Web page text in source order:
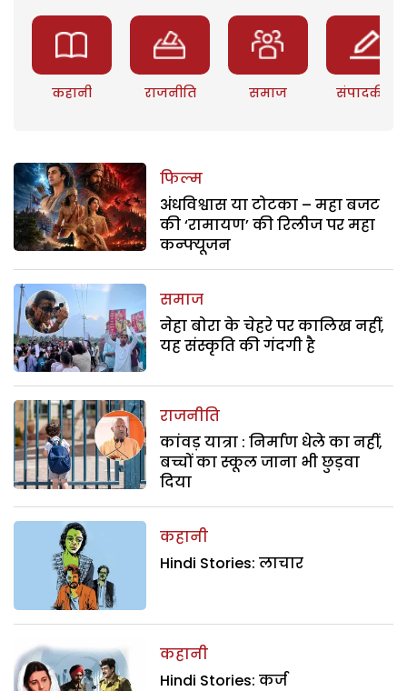
कहानी राजनीति समाज संपादकीय
फिल्म
अंधविश्वास या टोटका – महा बजट
की ‘रामायण’ की रिलीज पर महा
कन्फ्यूजन
समाज
नेहा बोरा के चेहरे पर कालिख नहीं,
यह संस्कृति की गंदगी है
राजनीति
कांवड़ यात्रा : निर्माण धेले का नहीं,
बच्चों का स्कूल जाना भी छुड़वा
दिया
कहानी
Hindi Stories: लाचार
कहानी
Hindi Stories: कर्ज